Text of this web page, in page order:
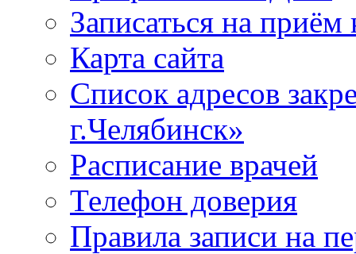
Записаться на приём
Карта сайта
Список адресов
г.Челябинск»
Расписание врачей
Телефон доверия
Правила записи на